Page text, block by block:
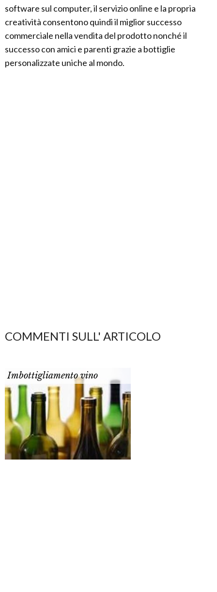
software sul computer, il servizio online e la propria
creatività consentono quindi il miglior successo
commerciale nella vendita del prodotto nonché il
successo con amici e parenti grazie a bottiglie
personalizzate uniche al mondo.
COMMENTI SULL' ARTICOLO
Imbottigliamento vino